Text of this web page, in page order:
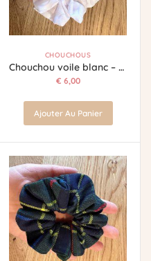
CHOUCHOUS
Chouchou voile blanc – Motifs ronds délicats
€ 6,00
Ajouter Au Panier